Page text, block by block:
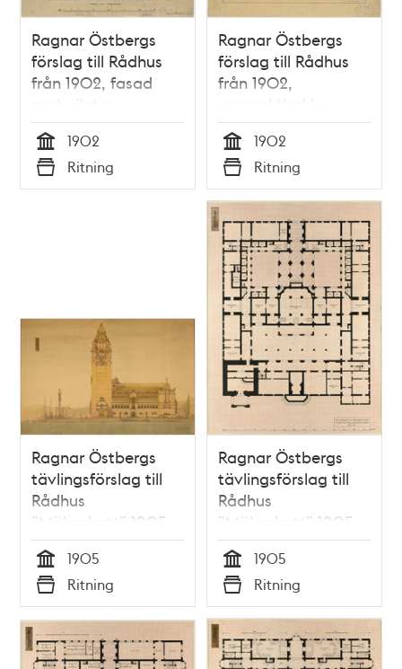
Ragnar Östbergs
förslag till Rådhus
från 1902, fasad
mot väster
Tid
1902
Typ
Ritning
Ragnar Östbergs
förslag till Rådhus
från 1902,
perspektivskiss
Tid
1902
Typ
Ritning
Ragnar Östbergs
tävlingsförslag till
Rådhus
”Mälardrott” 1905
(samlingspost 23
ritningar)
Tid
1905
Typ
Ritning
Ragnar Östbergs
tävlingsförslag till
Rådhus
”Mälardrott” 1905,
planritning
källarvåning
Tid
1905
Typ
Ritning